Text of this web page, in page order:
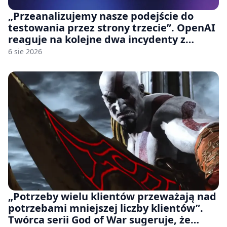
„Przeanalizujemy nasze podejście do
testowania przez strony trzecie”. OpenAI
reaguje na kolejne dwa incydenty z
udziałem autorskich modeli
6 sie 2026
„Potrzeby wielu klientów przeważają nad
potrzebami mniejszej liczby klientów”.
Twórca serii God of War sugeruje, że